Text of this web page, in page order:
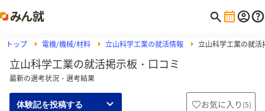
トップ 電機/機械/材料 立山科学工業の就活情報 立山科学工業の就活
立山科学工業の就活掲示板・口コミ
最新の選考状況・選考結果
体験記を投稿する お気に入り (5)